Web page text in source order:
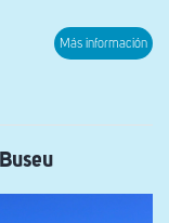
Más información